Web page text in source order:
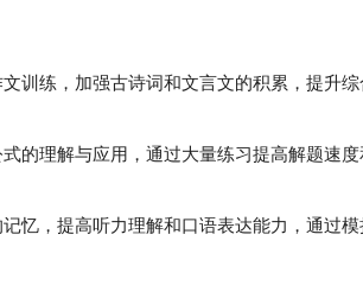
训练，加强古诗词和文言文的积累，提升综
理解与应用，通过大量练习提高解题速度
，提高听力理解和口语表达能力，通过模